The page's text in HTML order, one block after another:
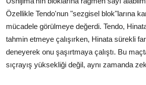
Özellikle Tendo'nun "sezgisel blok"larına
mücadele görülmeye değerdi. Tendo,
tahmin etmeye çalışırken, Hinata sürekli
deneyerek onu şaşırtmaya çalıştı. Bu
sıçrayış yüksekliği değil, aynı zamanda